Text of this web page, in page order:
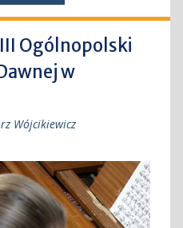
Ogólnopolski
w
Wójcikiewicz